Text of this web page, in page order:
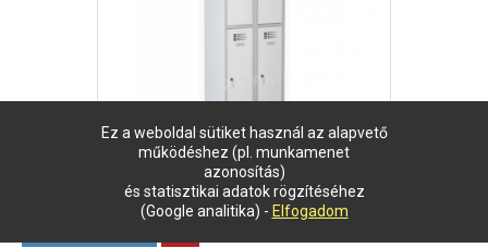
Ez a weboldal sütiket használ az alapvető
működéshez (pl. munkamenet
azonosítás)
és statisztikai adatok rögzítéséhez
(Google analitika) - Elfogadom
4 ajtós öltözőszekrény (ECO)